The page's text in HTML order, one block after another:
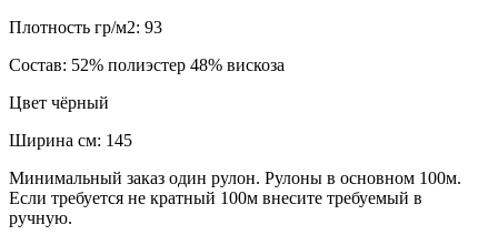
Плотность гр/м2: 93
Состав: 52% полиэстер 48% вискоза
Цвет чёрный
Ширина см: 145
Минимальный заказ один рулон. Рулоны в основном 100м.
Если требуется не кратный 100м внесите требуемый в
ручную.